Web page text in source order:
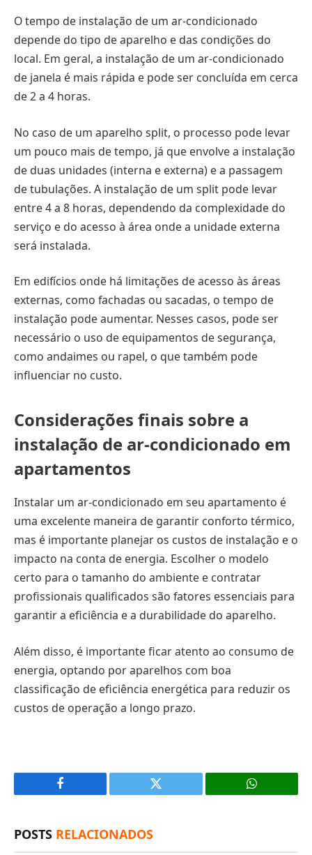
O tempo de instalação de um ar-condicionado
depende do tipo de aparelho e das condições do
local. Em geral, a instalação de um ar-condicionado
de janela é mais rápida e pode ser concluída em cerca
de 2 a 4 horas.
No caso de um aparelho split, o processo pode levar
um pouco mais de tempo, já que envolve a instalação
de duas unidades (interna e externa) e a passagem
de tubulações. A instalação de um split pode levar
entre 4 a 8 horas, dependendo da complexidade do
serviço e do acesso à área onde a unidade externa
será instalada.
Em edifícios onde há limitações de acesso às áreas
externas, como fachadas ou sacadas, o tempo de
instalação pode aumentar. Nesses casos, pode ser
necessário o uso de equipamentos de segurança,
como andaimes ou rapel, o que também pode
influenciar no custo.
Considerações finais sobre a
instalação de ar-condicionado em
apartamentos
Instalar um ar-condicionado em seu apartamento é
uma excelente maneira de garantir conforto térmico,
mas é importante planejar os custos de instalação e o
impacto na conta de energia. Escolher o modelo
certo para o tamanho do ambiente e contratar
profissionais qualificados são fatores essenciais para
garantir a eficiência e a durabilidade do aparelho.
Além disso, é importante ficar atento ao consumo de
energia, optando por aparelhos com boa
classificação de eficiência energética para reduzir os
custos de operação a longo prazo.
Facebook
X
POSTS RELACIONADOS